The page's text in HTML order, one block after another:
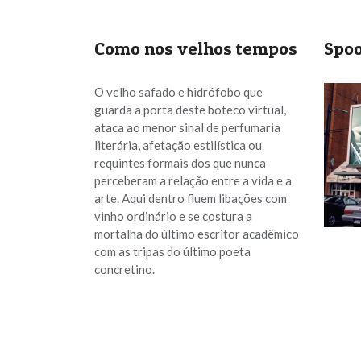
Como nos velhos tempos
O velho safado e hidrófobo que
guarda a porta deste boteco virtual,
ataca ao menor sinal de perfumaria
literária, afetação estilística ou
requintes formais dos que nunca
perceberam a relação entre a vida e a
arte. Aqui dentro fluem libações com
vinho ordinário e se costura a
mortalha do último escritor acadêmico
com as tripas do último poeta
concretino.